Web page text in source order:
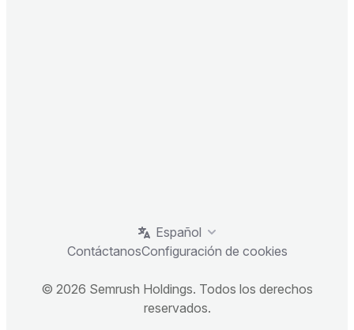
Español
ContáctanosConfiguración de cookies
© 2026 Semrush Holdings. Todos los derechos
reservados.